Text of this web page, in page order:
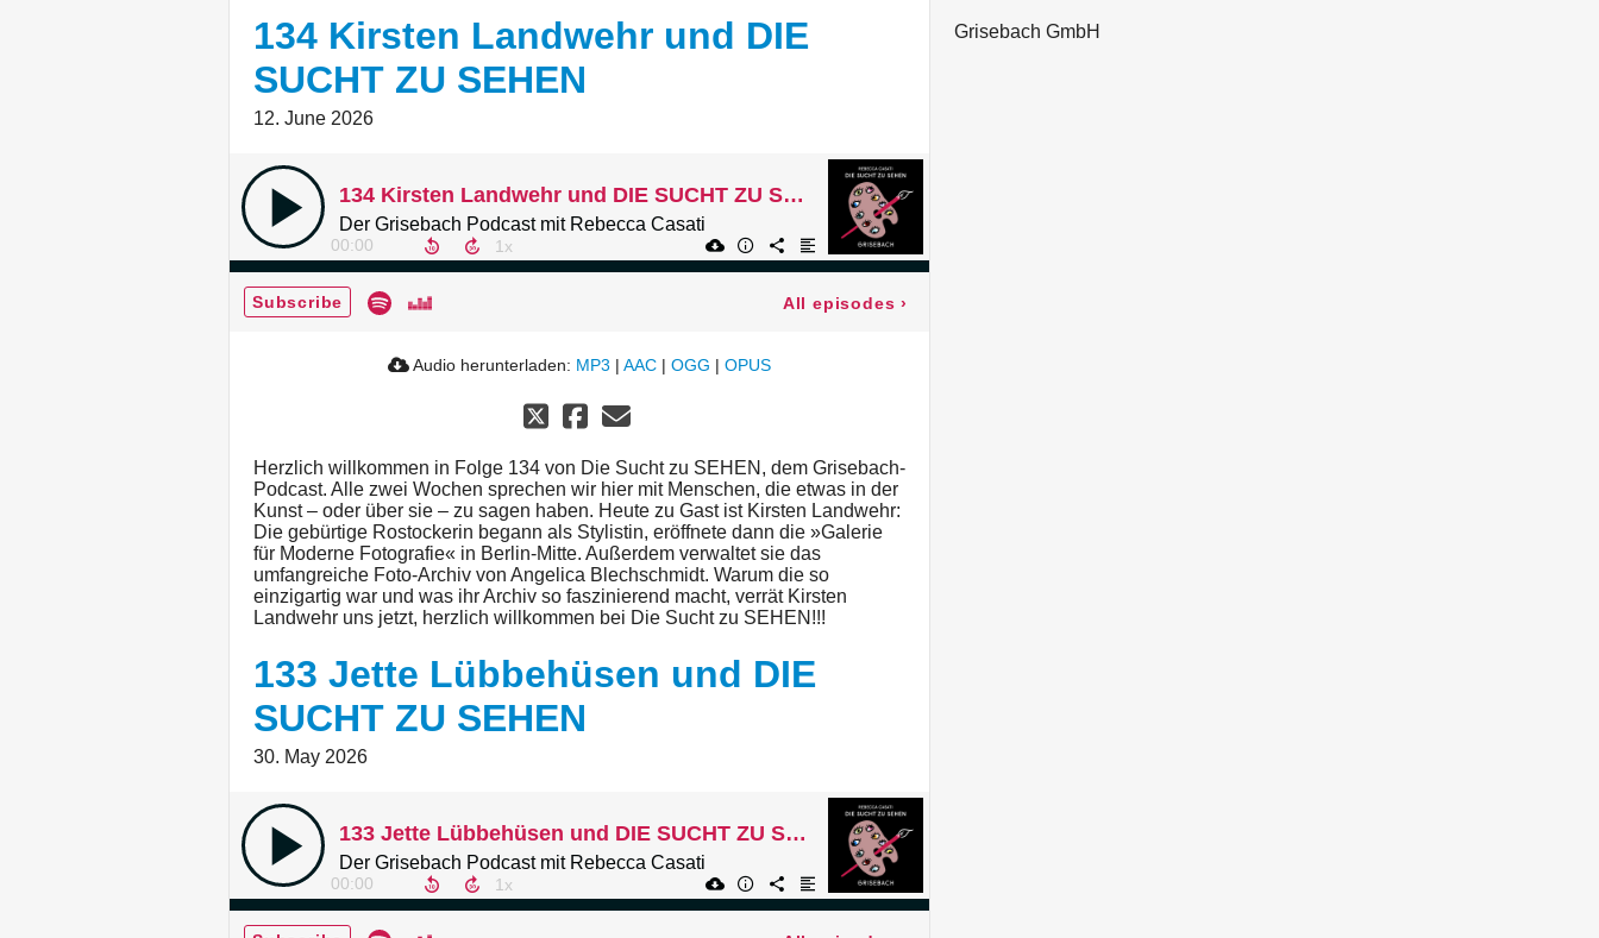
134 Kirsten Landwehr und DIE
SUCHT ZU SEHEN
12. June 2026
134 Kirsten Landwehr und DIE SUCHT ZU SEHEN
Der Grisebach Podcast mit Rebecca Casati
00:00
Subscribe All episodes ›
Audio herunterladen: MP3 | AAC | OGG | OPUS
Herzlich willkommen in Folge 134 von Die Sucht zu SEHEN, dem Grisebach-
Podcast. Alle zwei Wochen sprechen wir hier mit Menschen, die etwas in der
Kunst – oder über sie – zu sagen haben. Heute zu Gast ist Kirsten Landwehr:
Die gebürtige Rostockerin begann als Stylistin, eröffnete dann die »Galerie
für Moderne Fotografie« in Berlin-Mitte. Außerdem verwaltet sie das
umfangreiche Foto-Archiv von Angelica Blechschmidt. Warum die so
einzigartig war und was ihr Archiv so faszinierend macht, verrät Kirsten
Landwehr uns jetzt, herzlich willkommen bei Die Sucht zu SEHEN!!!
133 Jette Lübbehüsen und DIE
SUCHT ZU SEHEN
30. May 2026
133 Jette Lübbehüsen und DIE SUCHT ZU SEHEN
Der Grisebach Podcast mit Rebecca Casati
00:00
Grisebach GmbH